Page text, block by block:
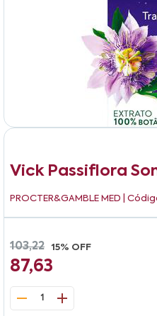
Vick Passiflora
PROCTER&GAMBLE MED |
103,22 15% OFF
87,63
1